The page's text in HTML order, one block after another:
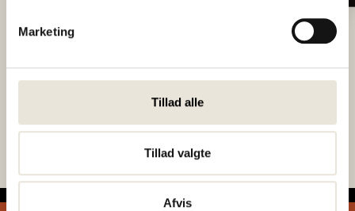
Marketing
Tillad alle
Tillad valgte
Afvis
Fællesspisningmandag og onsdag